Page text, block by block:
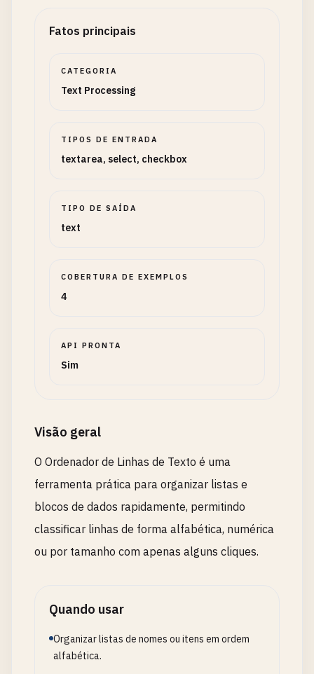
Fatos principais
CATEGORIA
Text Processing
TIPOS DE ENTRADA
textarea, select, checkbox
TIPO DE SAÍDA
text
COBERTURA DE EXEMPLOS
4
API PRONTA
Sim
Visão geral
O Ordenador de Linhas de Texto é uma
ferramenta prática para organizar listas e
blocos de dados rapidamente, permitindo
classificar linhas de forma alfabética, numérica
ou por tamanho com apenas alguns cliques.
Quando usar
Organizar listas de nomes ou itens em ordem
alfabética.